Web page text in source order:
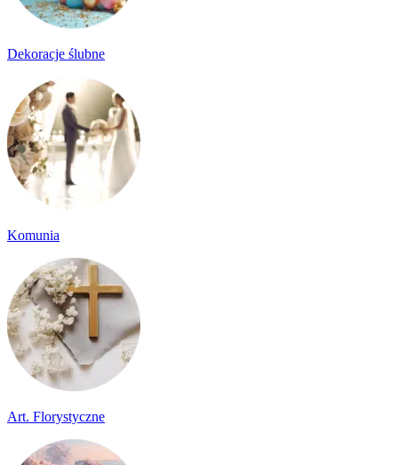
Dekoracje ślubne
Komunia
Art. Florystyczne